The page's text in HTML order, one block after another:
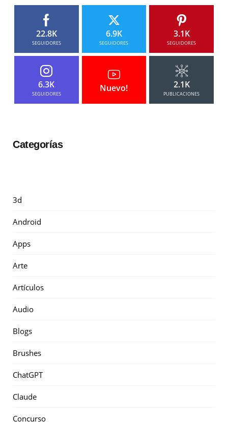
22.8K
SEGUIDORES
6.9K
SEGUIDORES
3.1K
SEGUIDORES
6.3K
SEGUIDORES
Nuevo! 2.1K
PUBLICACIONES
Categorías
3d
Android
Apps
Arte
Artículos
Audio
Blogs
Brushes
ChatGPT
Claude
Concurso